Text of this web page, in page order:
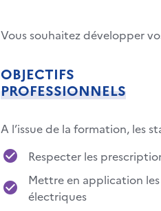
Vous souhaitez développer
OBJECTIFS
PROFESSIONNELS
A l’issue de la formation, les
Respecter les
Mettre en application les
électriques